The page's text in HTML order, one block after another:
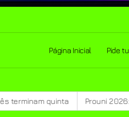
Página Inicial Pide
Prouni 2026: divulgado resultado